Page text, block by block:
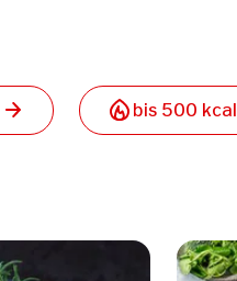
bis 500 kcal